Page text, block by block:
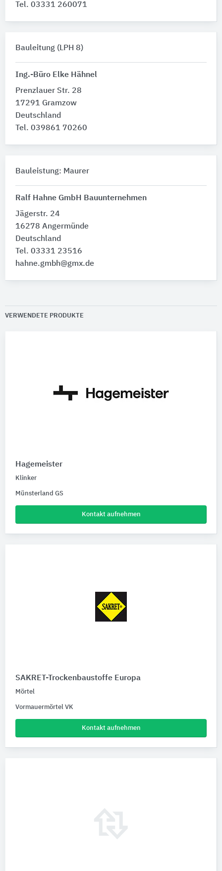
Tel. 03331 260071
Bauleitung (LPH 8)
Ing.-Büro Elke Hähnel
Prenzlauer Str. 28
17291 Gramzow
Deutschland
Tel. 039861 70260
Bauleistung: Maurer
Ralf Hahne GmbH Bauunternehmen
Jägerstr. 24
16278 Angermünde
Deutschland
Tel. 03331 23516
hahne.gmbh@gmx.de
VERWENDETE PRODUKTE
Hagemeister
Klinker
Münsterland GS
Kontakt aufnehmen
SAKRET-Trockenbaustoffe Europa
Mörtel
Vormauermörtel VK
Kontakt aufnehmen